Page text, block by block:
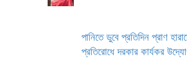
পানিতে ডুবে প্রতিদিন প্রাণ
প্রতিরোধে দরকার কার্যকর